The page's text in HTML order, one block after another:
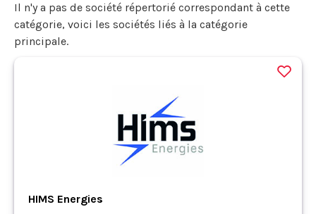
Il n'y a pas de société répertorié correspondant à cette
catégorie, voici les sociétés liés à la catégorie
principale.
HIMS Energies